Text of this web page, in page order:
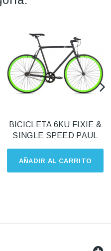
AÑADIR AL CARRITO
BICICLETA 6KU FIXIE &
SINGLE SPEED PAUL